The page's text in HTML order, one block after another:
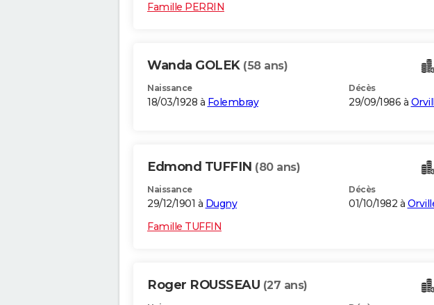
Famille PERRIN
Wanda GOLEK (58 ans)
Naissance
18/03/1928 à Folembray
Décès
29/09/1986 à
Edmond TUFFIN (80 ans)
Naissance
29/12/1901 à Dugny
Décès
01/10/1982 à
Famille TUFFIN
Roger ROUSSEAU (27 ans)